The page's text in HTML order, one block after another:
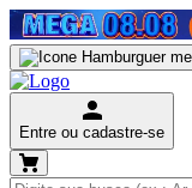
Entre ou cadastre-se